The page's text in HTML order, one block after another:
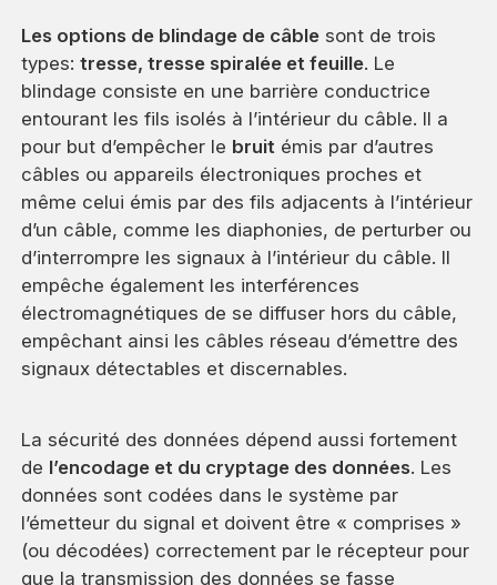
Les options de blindage de câble sont de trois
types:tresse, tresse spiralée et feuille. Le
blindage consiste en une barrière conductrice
entourant les fils isolés à l’intérieur du câble. Il a
pour but d’empêcher le bruit émis par d’autres
câbles ou appareils électroniques proches et
même celui émis par des fils adjacents à l’intérieur
d’un câble, comme les diaphonies, de perturber ou
d’interrompre les signaux à l’intérieur du câble. Il
empêche également les interférences
électromagnétiques de se diffuser hors du câble,
empêchant ainsi les câbles réseau d’émettre des
signaux détectables et discernables.
La sécurité des données dépend aussi fortement
de l’encodage et du cryptage des données. Les
données sont codées dans le système par
l’émetteur du signal et doivent être « comprises »
(ou décodées) correctement par le récepteur pour
que la transmission des données se fasse